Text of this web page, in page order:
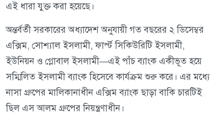
এই ধারা যুক্ত করা হয়েছে।
অন্তর্বর্তী সরকারের অধ্যাদেশ অনুযায়ী গত বছরের ২ ডিসেম্বর
এক্সিম, সোশ্যাল ইসলামী, ফার্স্ট সিকিউরিটি ইসলামী,
ইউনিয়ন ও গ্লোবাল ইসলামী—এই পাঁচ ব্যাংক একীভূত হয়ে
সম্মিলিত ইসলামী ব্যাংক হিসেবে কার্যক্রম শুরু করে। এর মধ্যে
নাসা গ্রুপের মালিকানাধীন এক্সিম ব্যাংক ছাড়া বাকি চারটিই
ছিল এস আলম গ্রুপের নিয়ন্ত্রণাধীন।